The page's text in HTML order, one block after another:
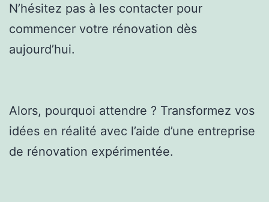
N’hésitez pas à les contacter pour
commencer votre rénovation dès
aujourd’hui.
Alors, pourquoi attendre ? Transformez vos
idées en réalité avec l’aide d’une entreprise
de rénovation expérimentée.